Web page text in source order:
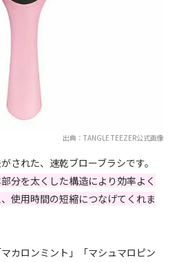
出典：TANGLE TEEZER公式画像
された、速乾ブローブラシです。
分を太くした構造により効率よく
使用時間の短縮につなげてくれま
カロンミント」「マシュマロピン